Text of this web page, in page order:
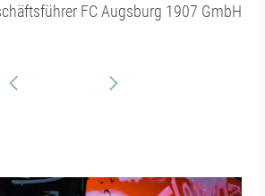
FC Augsburg 1907 GmbH